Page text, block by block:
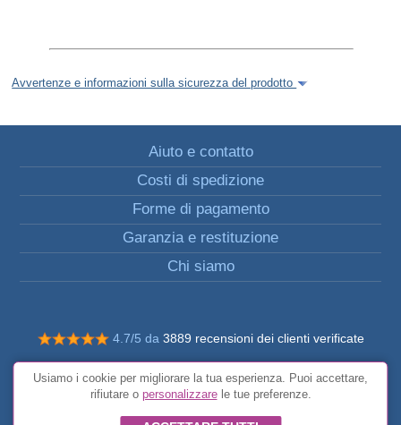
Avvertenze e informazioni sulla sicurezza del prodotto
Aiuto e contatto
Costi di spedizione
Forme di pagamento
Garanzia e restituzione
Chi siamo
4.7/5 da 3889 recensioni dei clienti verificate
© Tutti i diritti riservati FunToCome
Condizioni generali
Usiamo i cookie per migliorare la tua esperienza. Puoi accettare,
rifiutare o personalizzarele tue preferenze.